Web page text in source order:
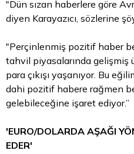
"Dün sızan haberlere göre
diyen Karayazıcı, sözlerine
"Perçinlenmiş pozitif haber
tahvil piyasalarında gelişmiş
para çıkışı yaşanıyor. Bu
dahi pozitif habere rağmen
gelebileceğine işaret ediyor.”
'EURO/DOLARDA AŞAĞI
EDER'